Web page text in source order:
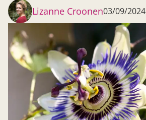
Lizanne Croonen03/09/2024